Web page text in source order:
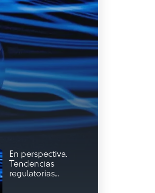
En perspectiva.
Tendencias
regulatorias...